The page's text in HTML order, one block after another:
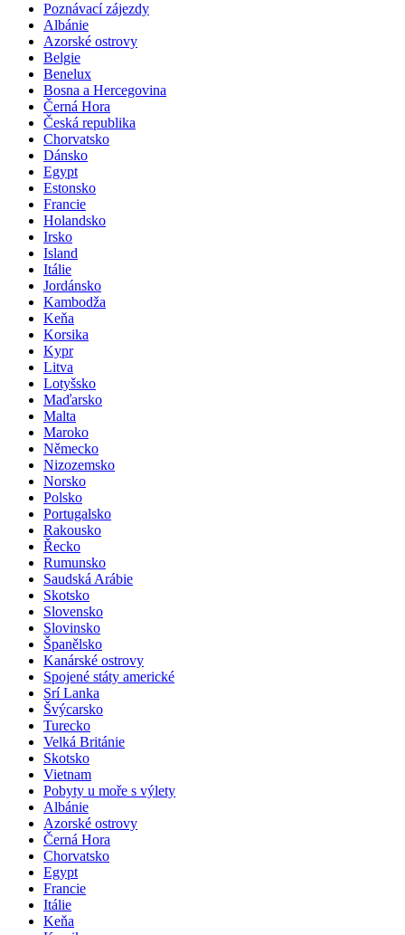
Poznávací zájezdy
Albánie
Azorské ostrovy
Belgie
Benelux
Bosna a Hercegovina
Černá Hora
Česká republika
Chorvatsko
Dánsko
Egypt
Estonsko
Francie
Holandsko
Irsko
Island
Itálie
Jordánsko
Kambodža
Keňa
Korsika
Kypr
Litva
Lotyšsko
Maďarsko
Malta
Maroko
Německo
Nizozemsko
Norsko
Polsko
Portugalsko
Rakousko
Řecko
Rumunsko
Saudská Arábie
Skotsko
Slovensko
Slovinsko
Španělsko
Kanárské ostrovy
Spojené státy americké
Srí Lanka
Švýcarsko
Turecko
Velká Británie
Skotsko
Vietnam
Pobyty u moře s výlety
Albánie
Azorské ostrovy
Černá Hora
Chorvatsko
Egypt
Francie
Itálie
Keňa